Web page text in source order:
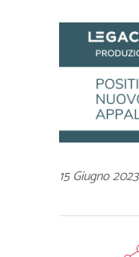
15 Giugno 2023